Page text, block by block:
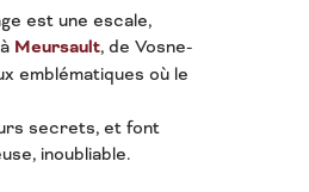
est une escale,
à Meursault, de Vosne-
emblématiques où le
secrets, et font
inoubliable.